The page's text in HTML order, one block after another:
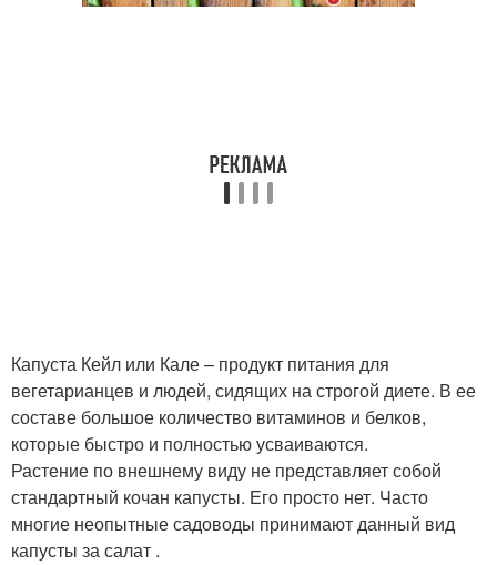
Капуста Кейл или Кале – продукт питания для
вегетарианцев и людей, сидящих на строгой диете. В ее
составе большое количество витаминов и белков,
которые быстро и полностью усваиваются.
Растение по внешнему виду не представляет собой
стандартный кочан капусты. Его просто нет. Часто
многие неопытные садоводы принимают данный вид
капусты за салат .